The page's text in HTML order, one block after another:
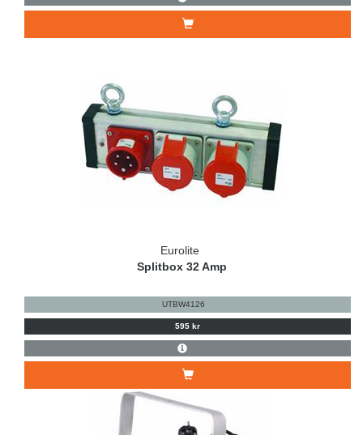
Eurolite
Splitbox 32 Amp
UTBW4126
595 kr